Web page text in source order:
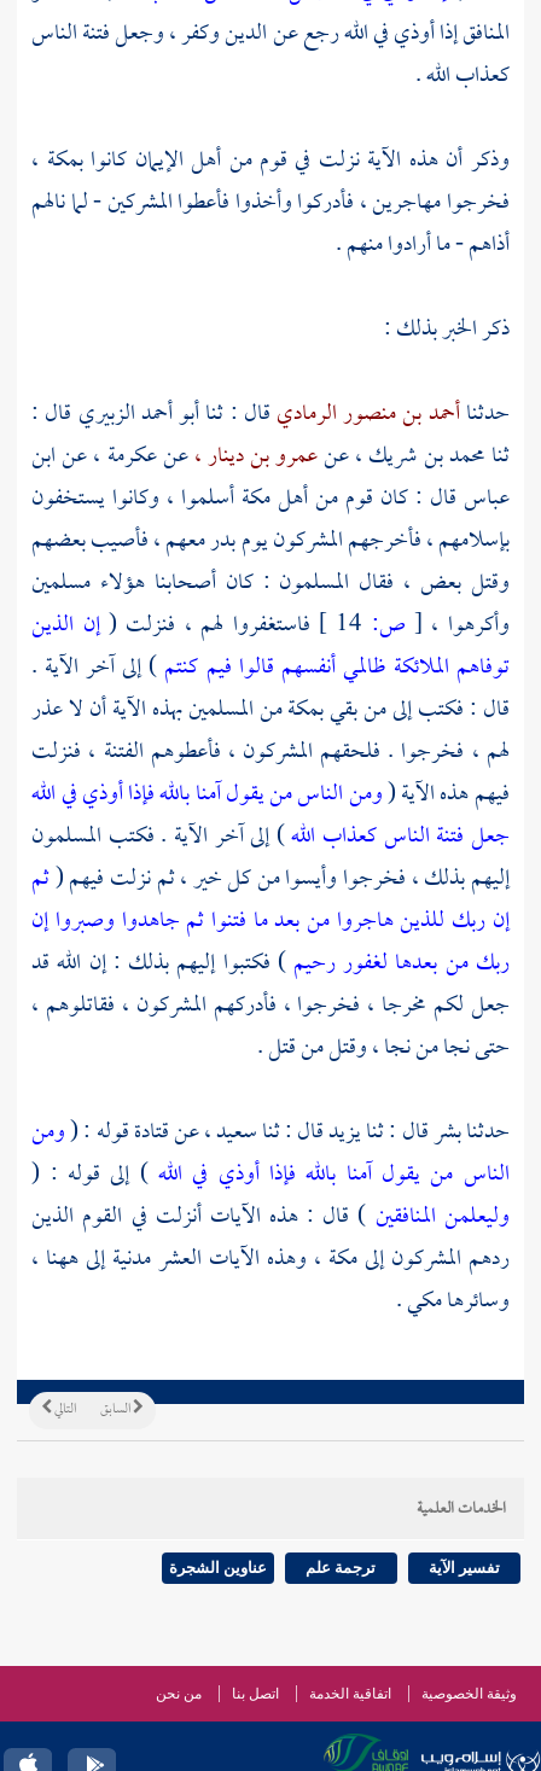
المنافق إذا أوذي في الله رجع عن الدين وكفر ، وجعل فتنة الناس
كعذاب الله .
وذكر أن هذه الآية نزلت في قوم من أهل الإيمان كانوابمكة ،
فخرجوا مهاجرين ، فأدركوا وأخذوا فأعطوا المشركين - لما نالهم
أذاهم - ما أرادوا منهم .
ذكر الخبر بذلك :
حدثناأحمد بن منصور الرماديقال : ثناأبو أحمد الزبيري قال :
ثنامحمد بن شريك ،عنعمرو بن دينار ،عنعكرمة ،عنابن
عباسقال : كان قوم من أهلمكةأسلموا ، وكانوا يستخفون
بإسلامهم ، فأخرجهم المشركون يومبدرمعهم ، فأصيب بعضهم
وقتل بعض ، فقال المسلمون : كان أصحابنا هؤلاء مسلمين
وأكرهوا ، [ ص: فاستغفروا لهم ، فنزلت (إن الذين
توفاهم الملائكة ظالمي أنفسهم قالوا فيم كنتم) إلى آخر الآية .
قال : فكتب إلى من بقيبمكةمن المسلمين بهذه الآية أن لا عذر
لهم ، فخرجوا . فلحقهم المشركون ، فأعطوهم الفتنة ، فنزلت
فيهم هذه الآية (ومن الناس من يقول آمنا بالله فإذا أوذي في الله
جعل فتنة الناس كعذاب الله) إلى آخر الآية . فكتب المسلمون
إليهم بذلك ، فخرجوا وأيسوا من كل خير ، ثم نزلت فيهم (ثم
إن ربك للذين هاجروا من بعد ما فتنوا ثم جاهدوا وصبروا إن
ربك من بعدها لغفور رحيم) فكتبوا إليهم بذلك : إن الله قد
جعل لكم مخرجا ، فخرجوا ، فأدركهم المشركون ، فقاتلوهم ،
حتى نجا من نجا ، وقتل من قتل .
حدثنابشرقال : ثنايزيدقال : ثناسعيد ،عنقتادةقوله : (ومن
الناس من يقول آمنا بالله فإذا أوذي في الله) إلى قوله : (
وليعلمن المنافقين ) قال : هذه الآيات أنزلت في القوم الذين
ردهم المشركون إلىمكة ، وهذه الآيات العشر مدنية إلى ههنا ،
وسائرها مكي .
التالي السابق
الخدمات العلمية
تفسير الآية ترجمة علم عناوين الشجرة
وثيقة الخصوصية اتفاقية الخدمة اتصل بنا من نحن